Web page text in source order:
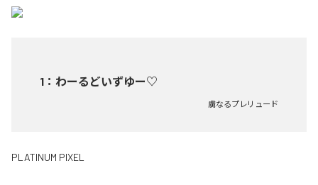
1 ： わーるどいずゆー♡
虜なるプレリュード
PLATINUM PIXEL